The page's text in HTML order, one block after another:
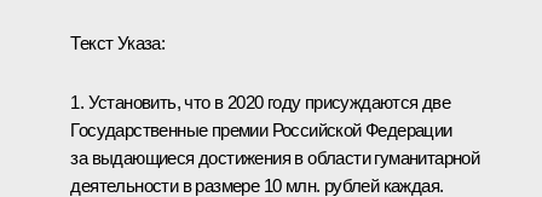
Текст Указа:
1. Установить, что в 2020 году присуждаются две
Государственные премии Российской Федерации
за выдающиеся достижения в области гуманитарной
деятельности в размере 10 млн. рублей каждая.